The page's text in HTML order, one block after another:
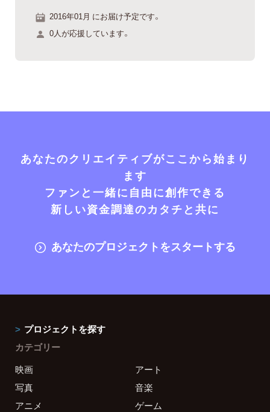
2016年01月 にお届け予定です。
0人が応援しています。
あなたのクリエイティブがここから始まり
ます
ファンと一緒に自由に創作できる
新しい資金調達のカタチと共に
あなたのプロジェクトをスタートする
プロジェクトを探す
カテゴリー
映画
アート
写真
音楽
アニメ
ゲーム